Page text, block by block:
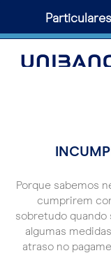
Particulares
Porque sabemos
cumprirem
sobretudo quando
algumas
atraso no